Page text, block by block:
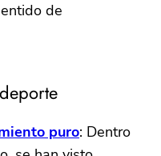
de
puro: Dentro